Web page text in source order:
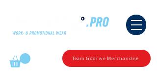
Team Godrive Merchandise